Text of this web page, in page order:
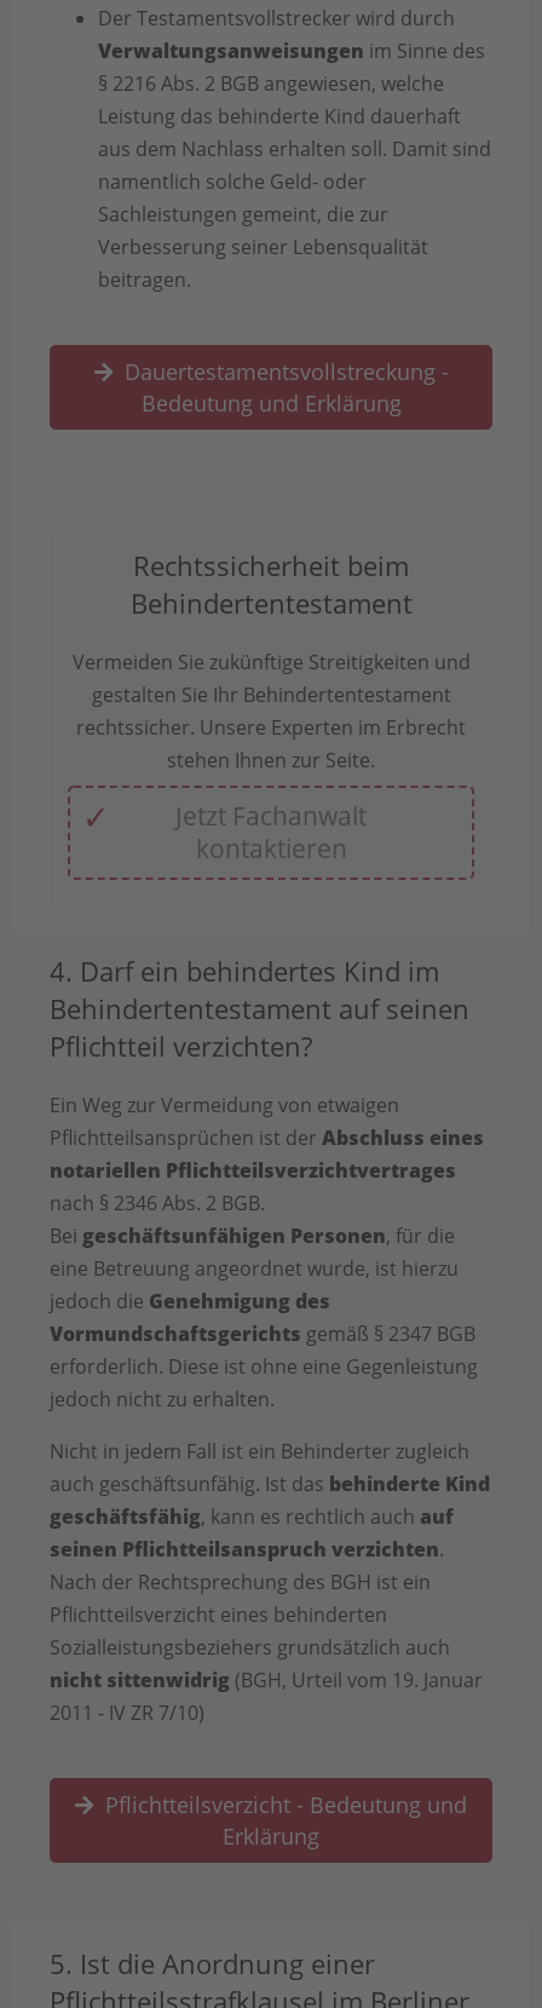
Der Testamentsvollstrecker wird durch
Verwaltungsanweisungen im Sinne des
§ 2216 Abs. 2 BGB angewiesen, welche
Leistung das behinderte Kind dauerhaft
aus dem Nachlass erhalten soll. Damit sind
namentlich solche Geld- oder
Sachleistungen gemeint, die zur
Verbesserung seiner Lebensqualität
beitragen.
Dauertestamentsvollstreckung -
Bedeutung und Erklärung
Rechtssicherheit beim
Behindertentestament
Vermeiden Sie zukünftige Streitigkeiten und
gestalten Sie Ihr Behindertentestament
rechtssicher. Unsere Experten im Erbrecht
stehen Ihnen zur Seite.
Jetzt Fachanwalt
kontaktieren
4. Darf ein behindertes Kind im
Behindertentestament auf seinen
Pflichtteil verzichten?
Ein Weg zur Vermeidung von etwaigen
Pflichtteilsansprüchen ist der Abschluss eines
notariellen Pflichtteilsverzichtvertrages
nach § 2346 Abs. 2 BGB.
Bei geschäftsunfähigen Personen, für die
eine Betreuung angeordnet wurde, ist hierzu
jedoch die Genehmigung des
Vormundschaftsgerichts gemäß § 2347 BGB
erforderlich. Diese ist ohne eine Gegenleistung
jedoch nicht zu erhalten.
Nicht in jedem Fall ist ein Behinderter zugleich
auch geschäftsunfähig. Ist das behinderte Kind
geschäftsfähig, kann es rechtlich auch auf
seinen Pflichtteilsanspruch verzichten.
Nach der Rechtsprechung des BGH ist ein
Pflichtteilsverzicht eines behinderten
Sozialleistungsbeziehers grundsätzlich auch
nicht sittenwidrig (BGH, Urteil vom 19. Januar
2011 - IV ZR 7/10)
Pflichtteilsverzicht - Bedeutung und
Erklärung
5. Ist die Anordnung einer